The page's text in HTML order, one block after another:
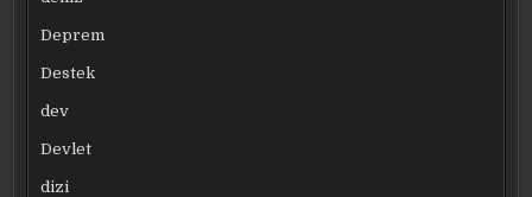
Deprem
Destek
dev
Devlet
dizi